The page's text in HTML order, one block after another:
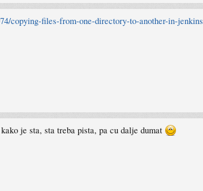
copying-files-from-one-directory-to-another-in-jenkins
je sta, sta treba pista, pa cu dalje dumat